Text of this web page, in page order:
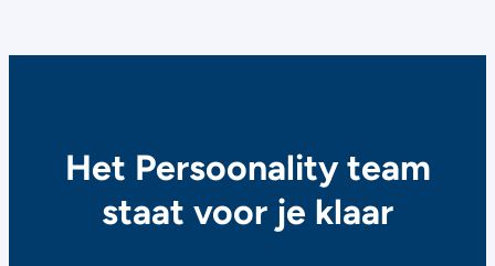
Het Persoonality team
staat voor je klaar